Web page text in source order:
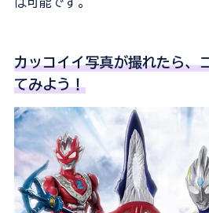
カッコイイ写真が撮れたら、
てみよう！